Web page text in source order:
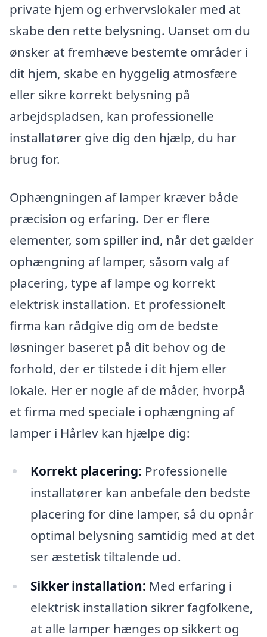
private hjem og erhvervslokaler med at
skabe den rette belysning. Uanset om du
ønsker at fremhæve bestemte områder i
dit hjem, skabe en hyggelig atmosfære
eller sikre korrekt belysning på
arbejdspladsen, kan professionelle
installatører give dig den hjælp, du har
brug for.
Ophængningen af lamper kræver både
præcision og erfaring. Der er flere
elementer, som spiller ind, når det gælder
ophængning af lamper, såsom valg af
placering, type af lampe og korrekt
elektrisk installation. Et professionelt
firma kan rådgive dig om de bedste
løsninger baseret på dit behov og de
forhold, der er tilstede i dit hjem eller
lokale. Her er nogle af de måder, hvorpå
et firma med speciale i ophængning af
lamper i Hårlev kan hjælpe dig:
Korrekt placering: Professionelle
installatører kan anbefale den bedste
placering for dine lamper, så du opnår
optimal belysning samtidig med at det
ser æstetisk tiltalende ud.
Sikker installation: Med erfaring i
elektrisk installation sikrer fagfolkene,
at alle lamper hænges op sikkert og